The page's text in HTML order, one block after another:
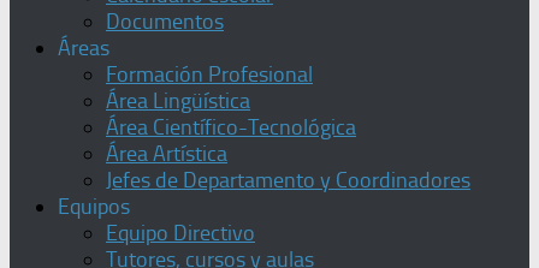
Documentos
Áreas
Formación Profesional
Área Lingüística
Área Científico-Tecnológica
Área Artística
Jefes de Departamento y Coordinadores
Equipos
Equipo Directivo
Tutores, cursos y aulas